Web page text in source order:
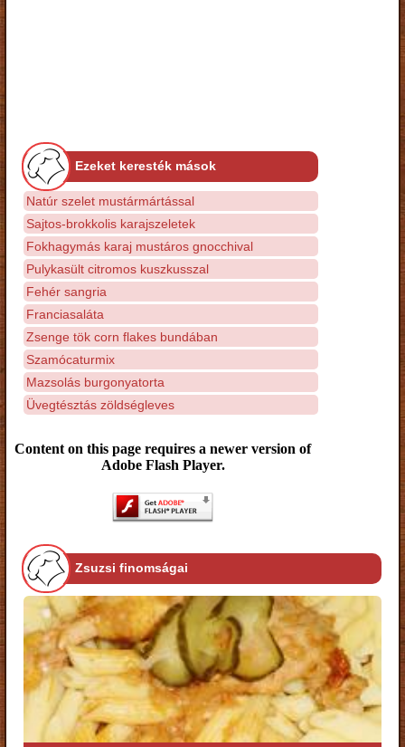
Ezeket keresték mások
Natúr szelet mustármártással
Sajtos-brokkolis karajszeletek
Fokhagymás karaj mustáros gnocchival
Pulykasült citromos kuszkusszal
Fehér sangria
Franciasaláta
Zsenge tök corn flakes bundában
Szamócaturmix
Mazsolás burgonyatorta
Üvegtésztás zöldségleves
Content on this page requires a newer version of
Adobe Flash Player.
Zsuzsi finomságai